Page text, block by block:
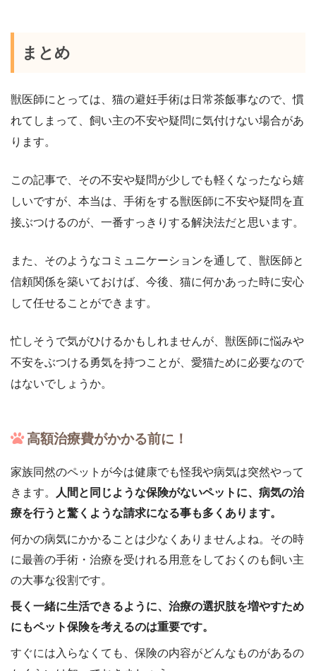
まとめ
獣医師にとっては、猫の避妊手術は日常茶飯事なので、慣
れてしまって、飼い主の不安や疑問に気付けない場合があ
ります。
この記事で、その不安や疑問が少しでも軽くなったなら嬉
しいですが、本当は、手術をする獣医師に不安や疑問を直
接ぶつけるのが、一番すっきりする解決法だと思います。
また、そのようなコミュニケーションを通して、獣医師と
信頼関係を築いておけば、今後、猫に何かあった時に安心
して任せることができます。
忙しそうで気がひけるかもしれませんが、獣医師に悩みや
不安をぶつける勇気を持つことが、愛猫ために必要なので
はないでしょうか。
高額治療費がかかる前に！
家族同然のペットが今は健康でも怪我や病気は突然やって
きます。
人間と同じような保険がないペットに、病気の治
療を行うと驚くような請求になる事も多くあります。
何かの病気にかかることは少なくありませんよね。その時
に最善の手術・治療を受けれる用意をしておくのも飼い主
の大事な役割です。
長く一緒に生活できるように、治療の選択肢を増やすため
にもペット保険を考えるのは重要です。
すぐには入らなくても、保険の内容がどんなものがあるの